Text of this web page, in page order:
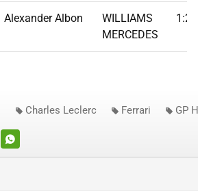
Alexander Albon
WILLIAMS
MERCEDES
WHATSAPP
Charles Leclerc Ferrari GP